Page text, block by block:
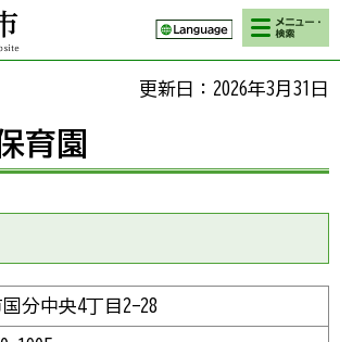
検索・メニ
ュー
更新日：2026年3月31日
育園
分中央4丁目2-28